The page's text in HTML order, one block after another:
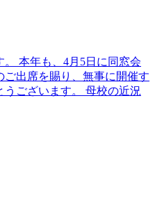
。 本年も、4月5日に同窓会
出席を賜り、無事に開催す
ございます。 母校の近況